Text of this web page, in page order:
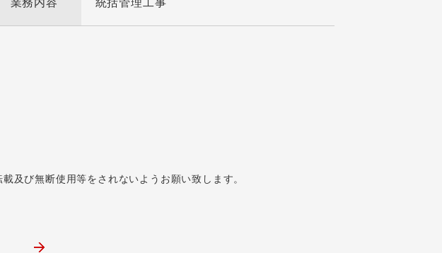
業務内容 統括管理工事
及び無断使用等をされないようお願い致します。